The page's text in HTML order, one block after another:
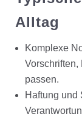
Alltag
Komplexe
Vorschriften,
passen.
Haftung und